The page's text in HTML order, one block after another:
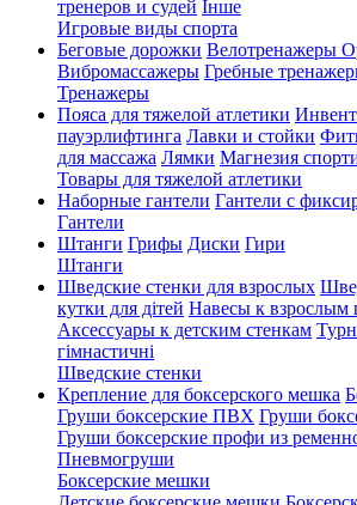
тренеров и судей Інше
Игровые виды спорта
Беговые дорожки Велотренажеры
Вибромассажеры Гребные
Тренажеры
Пояса для тяжелой атлетики
пауэрлифтинга Лавки и стойки
для массажа Лямки Магнезия
Товары для тяжелой атлетики
Наборные гантели Гантели с
Гантели
Штанги Грифы Диски Гири
Штанги
Шведские стенки для взрослых
кутки для дітей Навесы к взрослым
Аксессуары к детским стенкам
гімнастичні
Шведские стенки
Крепление для боксерского мешка
Груши боксерские ПВХ Груши
Груши боксерские профи из
Пневмогруши
Боксерские мешки